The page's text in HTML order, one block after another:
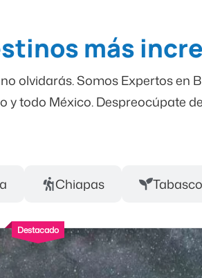
más
olvidarás. Somos Expertos en
todo México. Despreocúpate
Chiapas Tabasco
Destacado